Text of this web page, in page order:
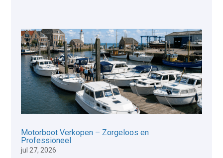
Motorboot Verkopen – Zorgeloos en
Professioneel
jul 27, 2026